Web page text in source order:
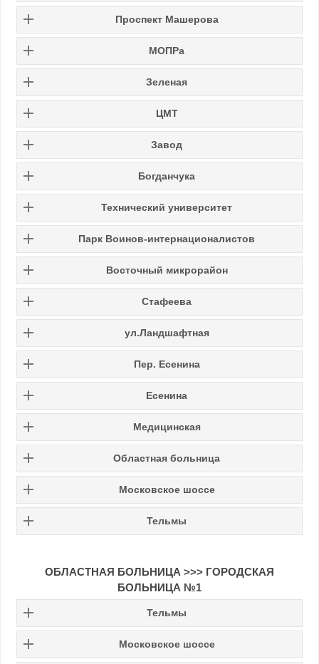
Проспект Машерова
МОПРа
Зеленая
ЦМТ
Завод
Богданчука
Технический университет
Парк Воинов-интернационалистов
Восточный микрорайон
Стафеева
ул.Ландшафтная
Пер. Есенина
Есенина
Медицинская
Областная больница
Московское шоссе
Тельмы
ОБЛАСТНАЯ БОЛЬНИЦА >>> ГОРОДСКАЯ
БОЛЬНИЦА №1
Тельмы
Московское шоссе